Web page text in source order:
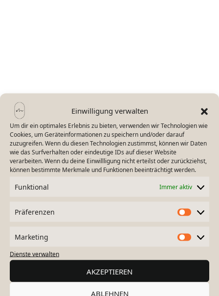
Einwilligung verwalten
Um dir ein optimales Erlebnis zu bieten, verwenden wir Technologien wie
Cookies, um Geräteinformationen zu speichern und/oder darauf
zuzugreifen. Wenn du diesen Technologien zustimmst, können wir Daten
wie das Surfverhalten oder eindeutige IDs auf dieser Website
verarbeiten. Wenn du deine Einwillligung nicht erteilst oder zurückziehst,
können bestimmte Merkmale und Funktionen beeinträchtigt werden.
Funktional Immer aktiv
Präferenzen
Marketing
Dienste verwalten
AKZEPTIEREN
ABLEHNEN